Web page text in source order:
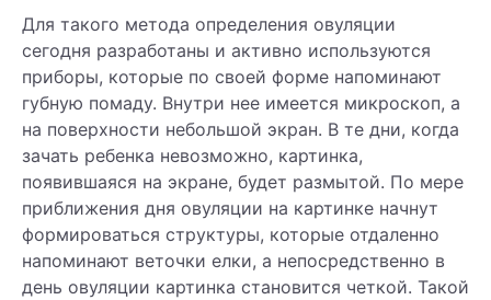
Для такого метода определения овуляции
сегодня разработаны и активно используются
приборы, которые по своей форме напоминают
губную помаду. Внутри нее имеется микроскоп, а
на поверхности небольшой экран. В те дни, когда
зачать ребенка невозможно, картинка,
появившаяся на экране, будет размытой. По мере
приближения дня овуляции на картинке начнут
формироваться структуры, которые отдаленно
напоминают веточки елки, а непосредственно в
день овуляции картинка становится четкой. Такой